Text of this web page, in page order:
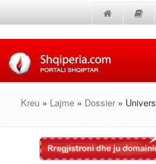
Kreu » Lajme » Dossier »